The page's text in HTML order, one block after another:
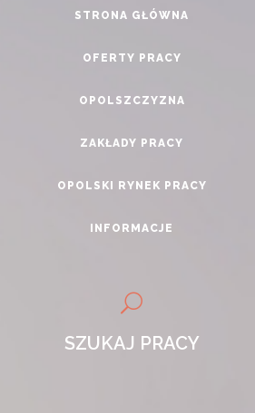
STRONA GŁÓWNA
OFERTY PRACY
OPOLSZCZYZNA
ZAKŁADY PRACY
OPOLSKI RYNEK PRACY
INFORMACJE
SZUKAJ PRACY